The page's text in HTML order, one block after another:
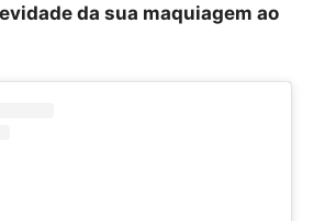
da sua maquiagem ao